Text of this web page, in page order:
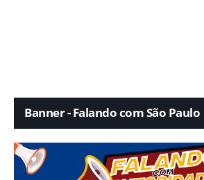
Banner - Falando com São Paulo